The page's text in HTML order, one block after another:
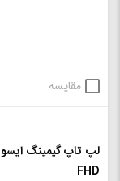
مقایسه
FHD